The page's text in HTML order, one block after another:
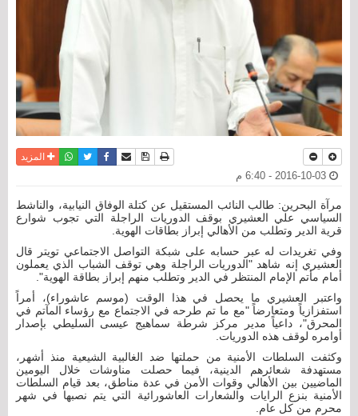
نسخة للطباعة
حفظ الموضوع
أرسل الى صديق
فيسبوكتويترواتسابالمزيد
مرآة البحرين: طالب النائب المستقيل عن كتلة الوفاق النيابية، والناشط
السياسي علي العشيري بوقف الدوريات الراجلة التي تجوب شوارع
قرية الدير وتطلب من الأهالي إبراز بطاقات الهوية.
وفي تغريدات له عبر حسابه على شبكة التواصل الاجتماعي تويتر قال
العشيري إنه شاهد "الدوريات الراجلة وهي توقف الشباب الذي يعملون
أمام مأتم الإمام المنتظر في الدير وتطلب منهم إبراز بطاقة الهوية".
واعتبر العشيري ما يحصل في هذا الوقت (موسم عاشوراء)، أمراً
استفزازياً ومتعارضاً "مع ما تم طرحه في الاجتماع مع رؤساء المآتم في
المحرق"، داعياً مدير مركز شرطة سماهيج عيسى السليطي بإصدار
أوامره لوقف هذه الدوريات.
وكثفت السلطات الأمنية من حملتها ضد الغالبية الشيعية منذ أشهر،
مستهدفة شعائرهم الدينية، فيما حصلت مناوشات خلال اليومين
الماضيين بين الأهالي وقوات الأمن في عدة مناطق، بعد قيام السلطات
الأمنية بنزع الرايات والشعارات العاشورائية التي يتم نصبها في شهر
محرم من كل عام.